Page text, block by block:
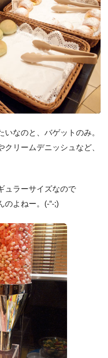
なのと、バゲットのみ。
リームデニッシュなど、
ュラーサイズなので
のよねー。(-“-;)